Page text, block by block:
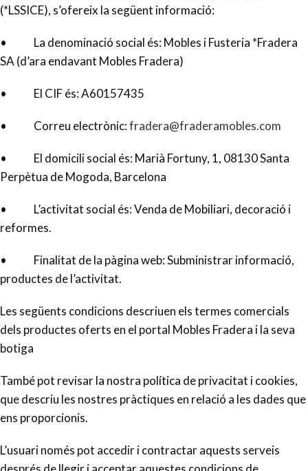
(*LSSICE), s’ofereix la següent informació:
• La denominació social és: Mobles i Fusteria *Fradera
SA (d’ara endavant Mobles Fradera)
• El CIF és: A60157435
• Correu electrònic:fradera@fraderamobles.com
• El domicili social és: Marià Fortuny, 1, 08130 Santa
Perpètua de Mogoda, Barcelona
• L’activitat social és: Venda de Mobiliari, decoració i
reformes.
• Finalitat de la pàgina web: Subministrar informació,
productes de l’activitat.
Les següents condicions descriuen els termes comercials
dels productes oferts en el portal Mobles Fradera i la seva
botiga
També pot revisar la nostra política de privacitat i cookies,
que descriu les nostres pràctiques en relació a les dades que
ens proporcionis.
L’usuari només pot accedir i contractar aquests serveis